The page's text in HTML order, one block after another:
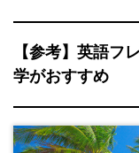
【参考】英語フ
学がおすすめ